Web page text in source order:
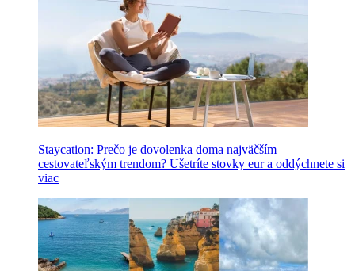
Staycation: Prečo je dovolenka doma najväčším
cestovateľským trendom? Ušetríte stovky eur a oddýchnete si
viac